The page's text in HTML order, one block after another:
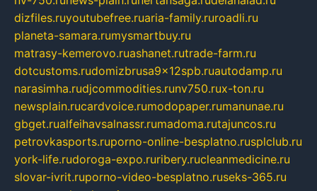
dizfiles.ruyoutubefree.ruaria-family.ruroadli.ru
planeta-samara.rumysmartbuy.ru
matrasy-kemerovo.ruashanet.rutrade-farm.ru
dotcustoms.rudomizbrusa9x12spb.ruautodamp.ru
narasimha.rudjcommodities.runv750.rux-ton.ru
newsplain.rucardvoice.rumodopaper.rumanunae.ru
gbget.rualfeihavsalnassr.rumadoma.rutajuncos.ru
petrovkasports.ruporno-online-besplatno.rusplclub.ru
york-life.rudoroga-expo.ruribery.rucleanmedicine.ru
slovar-ivrit.ruporno-video-besplatno.ruseks-365.ru